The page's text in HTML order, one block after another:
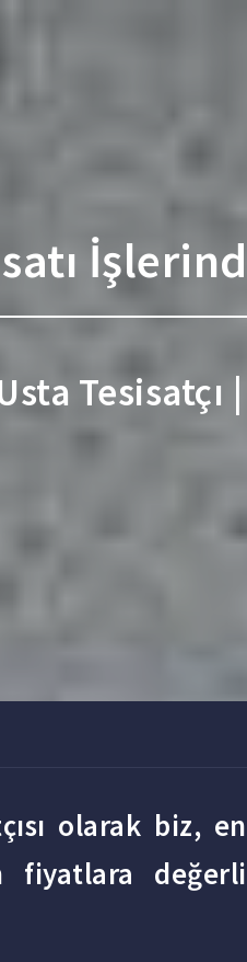
olarak biz, en
fiyatlara değerli